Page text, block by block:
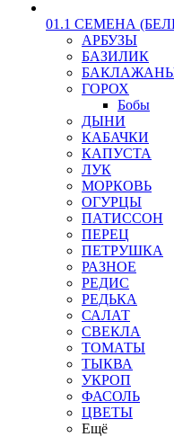
01.1 СЕМЕНА
АРБУЗЫ
БАЗИЛИК
ГОРОХ
Бобы
ДЫНИ
КАБАЧКИ
КАПУСТА
ЛУК
МОРКОВЬ
ОГУРЦЫ
ПАТИССОН
ПЕРЕЦ
ПЕТРУШКА
РАЗНОЕ
РЕДИС
РЕДЬКА
САЛАТ
СВЕКЛА
ТОМАТЫ
ТЫКВА
УКРОП
ФАСОЛЬ
ЦВЕТЫ
Ещё